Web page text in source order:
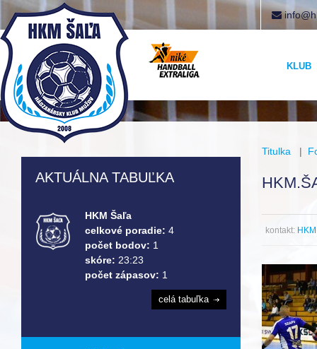
KLUB
Titulka |
kontakt:
AKTUÁLNA TABUĽKA
HKM Šaľa
celkové poradie: 4
počet bodov: 1
skóre: 23:23
počet zápasov: 1
celá tabuľka